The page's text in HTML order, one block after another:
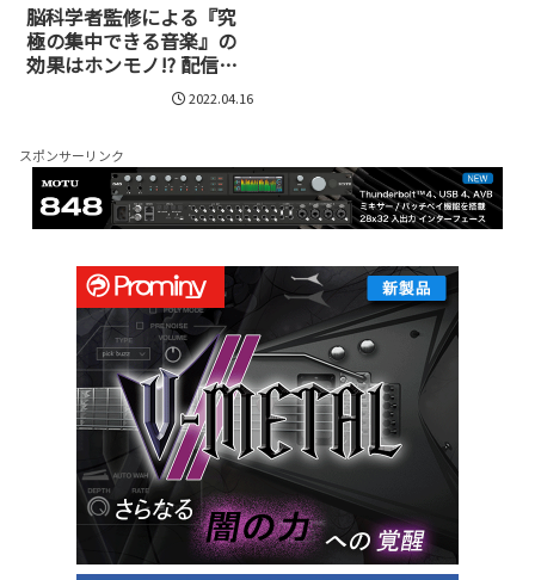
脳科学者監修による『究
極の集中できる音楽』の
効果はホンモノ!? 配信時
代の今も異例のCD販売数
が続くデラの音楽制作2022.04.16
スポンサーリンク